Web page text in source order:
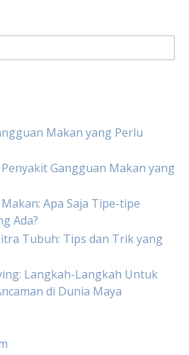
Makan yang Perlu
Gangguan Makan yang
Apa Saja Tipe-tipe
Ada?
Tubuh: Tips dan Trik yang
Langkah-Langkah Untuk
di Dunia Maya